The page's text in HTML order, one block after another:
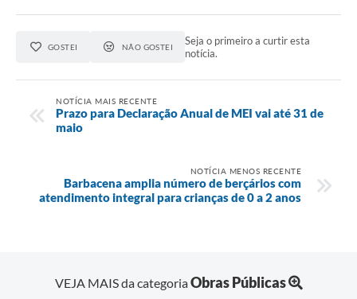
GOSTEI NÃO GOSTEI
Seja o primeiro a curtir esta
notícia.
NOTÍCIA MAIS RECENTE
Prazo para Declaração Anual de MEI vai até 31 de
maio
NOTÍCIA MENOS RECENTE
Barbacena amplia número de berçários com
atendimento integral para crianças de 0 a 2 anos
VEJA MAIS da categoriaObras Públicas